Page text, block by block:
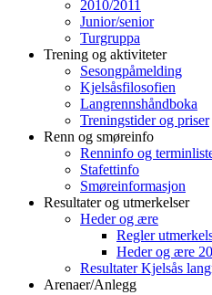
2010/2011
Junior/senior
Turgruppa
Trening og aktiviteter
Sesongpåmelding
Kjelsåsfilosofien
Langrennshåndboka
Treningstider og priser
Renn og smøreinfo
Renninfo og
Stafettinfo
Smøreinformasjon
Resultater og utmerkelser
Heder og ære
Regler
Heder og ære
Resultater Kjelsås
Arenaer/Anlegg